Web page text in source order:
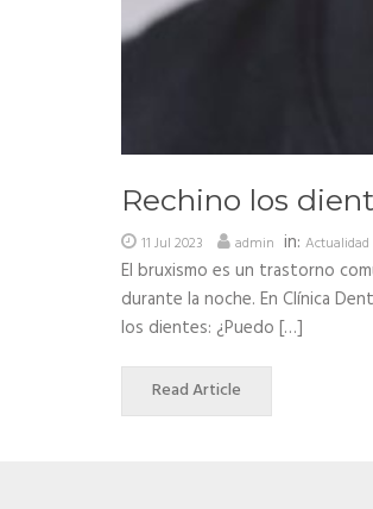
Rechino los
11 Jul 2023 admin in: Actualidad
El bruxismo es un trastorno
durante la noche. En Clínica
los dientes: ¿Puedo […]
Read Article